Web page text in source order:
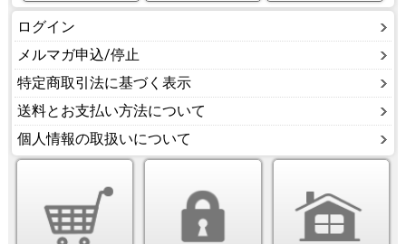
ログイン
メルマガ申込/停止
特定商取引法に基づく表示
送料とお支払い方法について
個人情報の取扱いについて